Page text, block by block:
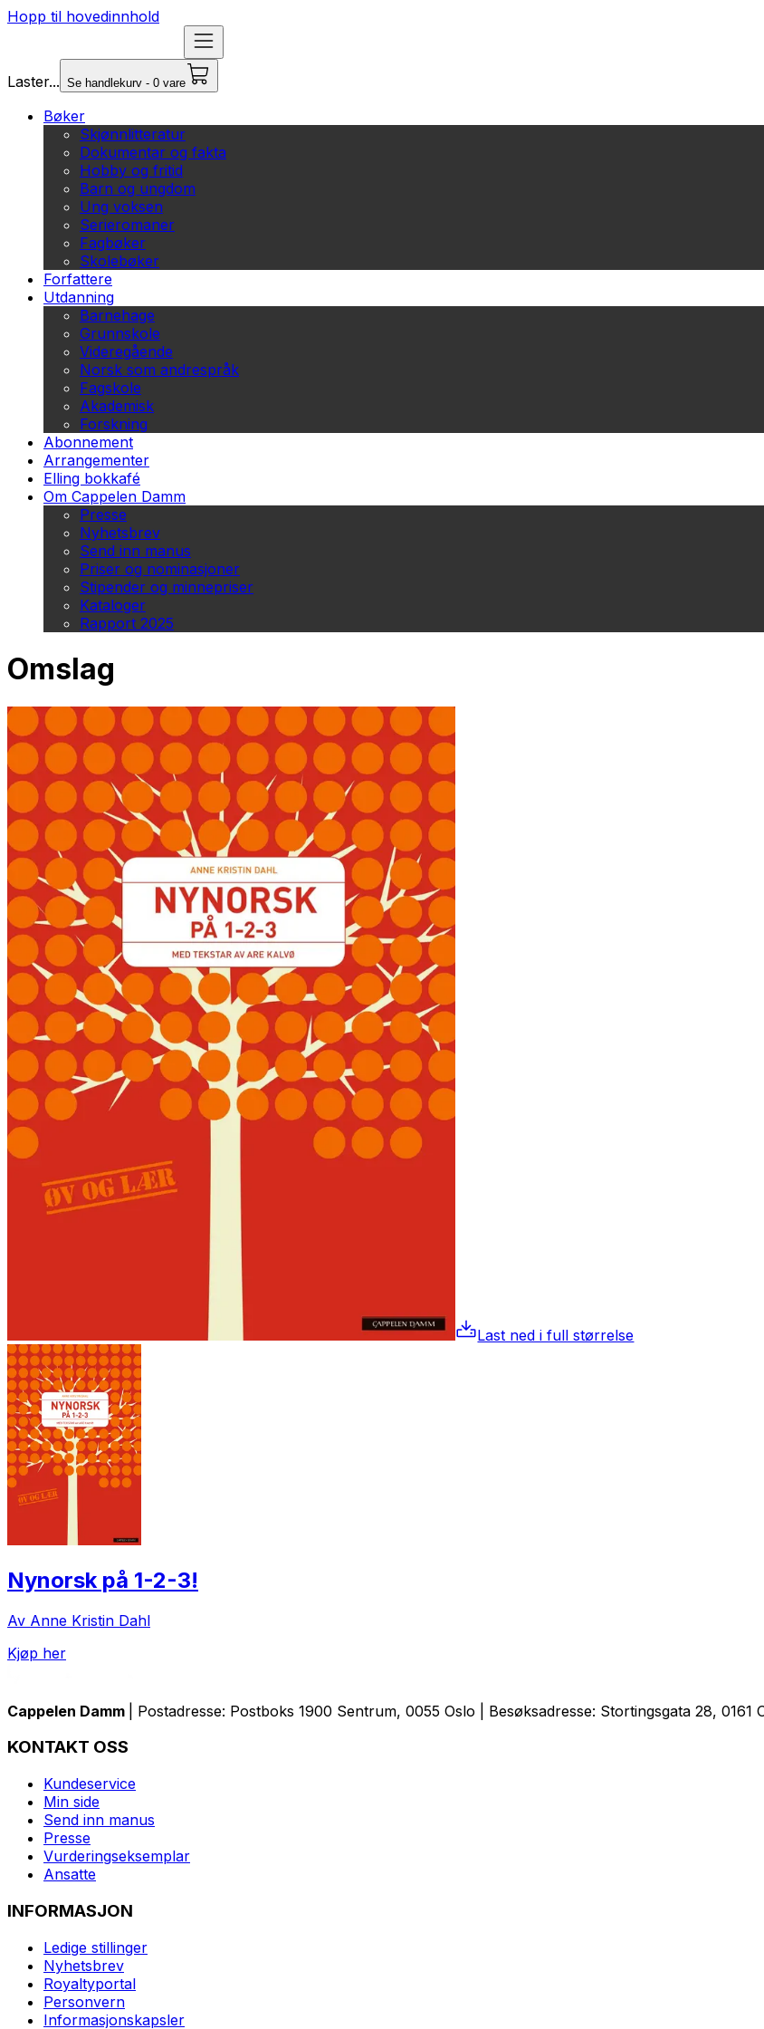
Hopp til hovedinnhold
Laster... Se handlekurv - 0 vare
Bøker
Skjønnlitteratur
Dokumentar og fakta
Hobby og fritid
Barn og ungdom
Ung voksen
Serieromaner
Fagbøker
Skolebøker
Forfattere
Utdanning
Barnehage
Grunnskole
Videregående
Norsk som andrespråk
Fagskole
Akademisk
Forskning
Abonnement
Arrangementer
Elling bokkafé
Om Cappelen Damm
Presse
Nyhetsbrev
Send inn manus
Priser og nominasjoner
Stipender og minnepriser
Kataloger
Rapport 2025
Omslag
Last ned i full størrelse
Nynorsk på 1-2-3!
Av Anne Kristin Dahl
Kjøp her
Cappelen Damm | Postadresse: Postboks 1900 Sentrum, 0055 Oslo | Besøksadresse: Stortingsgata 28, 0161
KONTAKT OSS
Kundeservice
Min side
Send inn manus
Presse
Vurderingseksemplar
Ansatte
INFORMASJON
Ledige stillinger
Nyhetsbrev
Royaltyportal
Personvern
Informasjonskapsler